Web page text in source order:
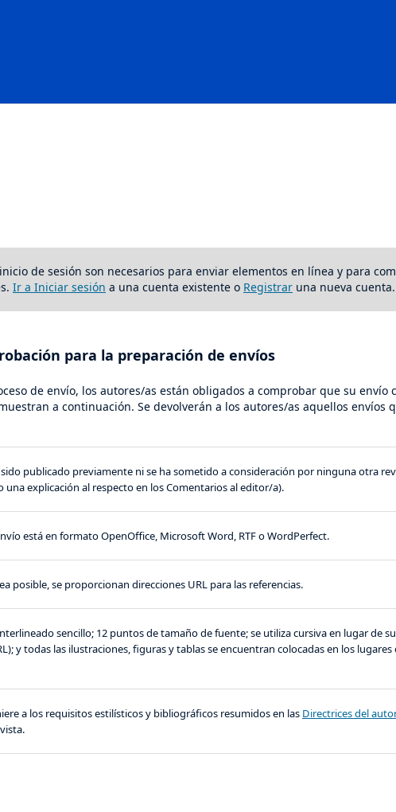
de sesión son necesarios para enviar elementos en línea y para
Ir a Iniciar sesión a una cuenta existente o Registrar una nueva cuenta.
para la preparación de envíos
de envío, los autores/as están obligados a comprobar que su envío
a continuación. Se devolverán a los autores/as aquellos envíos
publicado previamente ni se ha sometido a consideración por ninguna otra
una explicación al respecto en los Comentarios al editor/a).
está en formato OpenOffice, Microsoft Word, RTF o WordPerfect.
posible, se proporcionan direcciones URL para las referencias.
sencillo; 12 puntos de tamaño de fuente; se utiliza cursiva en lugar de
y todas las ilustraciones, figuras y tablas se encuentran colocadas en los
a los requisitos estilísticos y bibliográficos resumidos en las Directrices del